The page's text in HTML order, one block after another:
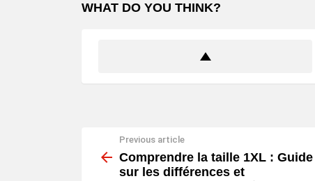
WHAT DO YOU THINK?
more
Previous article
Comprendre la taille 1XL : Guide
sur les différences et